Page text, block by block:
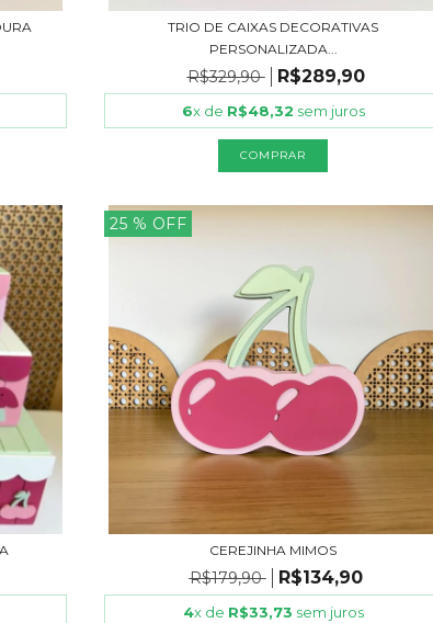
TRIO DE CAIXAS DECORATIVAS
PERSONALIZADA...
R$329,90 R$289,90
6x de R$48,32 sem juros
25 % OFF
CEREJINHA MIMOS
R$179,90 R$134,90
4x de R$33,73 sem juros